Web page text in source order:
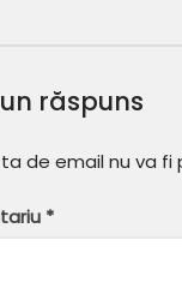
răspuns
de email nu va fi
*